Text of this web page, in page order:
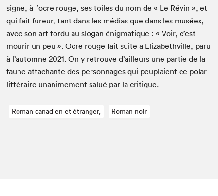
signe, à l’ocre rouge, ses toiles du nom de « Le Révin », et
qui fait fureur, tant dans les médias que dans les musées,
avec son art tor­du au slo­gan énig­ma­tique : « Voir, c’est
mourir un peu ». Ocre rouge fait suite à Eliz­a­bethville, paru
à l’automne2021. On y retrou­ve d’ailleurs une par­tie de la
faune attachante des per­son­nages qui peu­plaient ce polar
lit­téraire unanime­ment salué par la critique.
Roman canadien et étranger, Roman noir